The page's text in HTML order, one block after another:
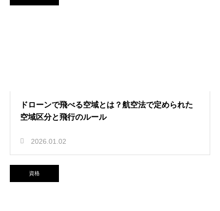
ドローンで飛べる空域とは？航空法で定められた
空域区分と飛行のルール
2026.01.02
資格